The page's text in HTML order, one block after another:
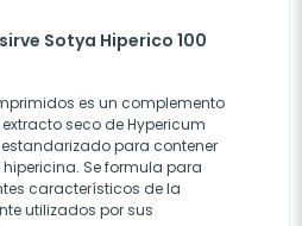
Sotya Hiperico 100
es un complemento
seco de Hypericum
para contener
Se formula para
característicos de la
utilizados por sus